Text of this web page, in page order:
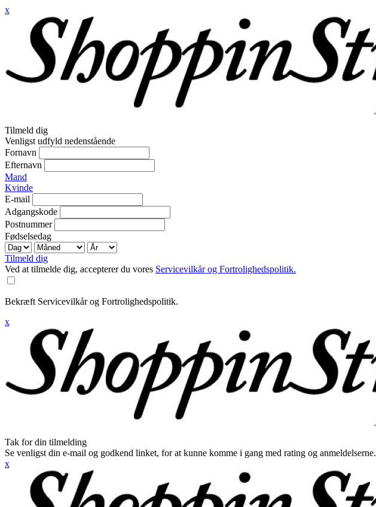
x
Tilmeld dig
Venligst udfyld nedenstående
Fornavn
Efternavn
Mand
Kvinde
E-mail
Adgangskode
Postnummer
Fødselsedag
Tilmeld dig
Ved at tilmelde dig, accepterer du vores Servicevilkår og Fortrolighedspolitik.
Bekræft Servicevilkår og Fortrolighedspolitik.
x
Tak for din tilmelding
Se venligst din e-mail og godkend linket, for at kunne komme i gang med rating og anmeldelserne.
x